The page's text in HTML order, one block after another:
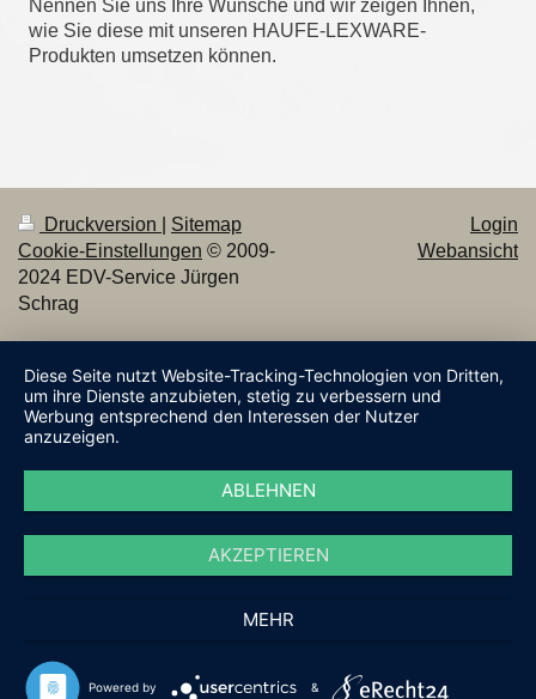
Nennen Sie uns Ihre Wünsche und wir zeigen Ihnen,
wie Sie diese mit unseren HAUFE-LEXWARE-
Produkten umsetzen können.
Druckversion
Sitemap
Cookie-Einstellungen © 2009-
2024 EDV-Service Jürgen
Schrag
Login
Webansicht
Diese Seite nutzt Website-Tracking-Technologien von Dritten,
um ihre Dienste anzubieten, stetig zu verbessern und
Werbung entsprechend den Interessen der Nutzer
anzuzeigen.
ABLEHNEN
AKZEPTIEREN
MEHR
Powered by &